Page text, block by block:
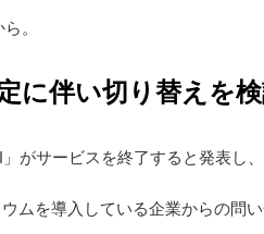
。
に伴い切り替えを
がサービスを終了すると発表し
ムを導入している企業からの問